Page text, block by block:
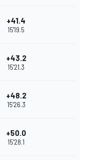
+41.4
15'19.5
+43.2
15'21.3
+48.2
15'26.3
+50.0
15'28.1